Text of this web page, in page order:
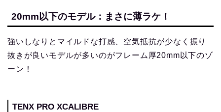
20mm以下のモデル：まさに薄ラケ！
強いしなりとマイルドな打感、空気抵抗が少なく振り
抜きが良いモデルが多いのがフレーム厚20mm以下のゾ
ーン！
TENX PRO XCALIBRE